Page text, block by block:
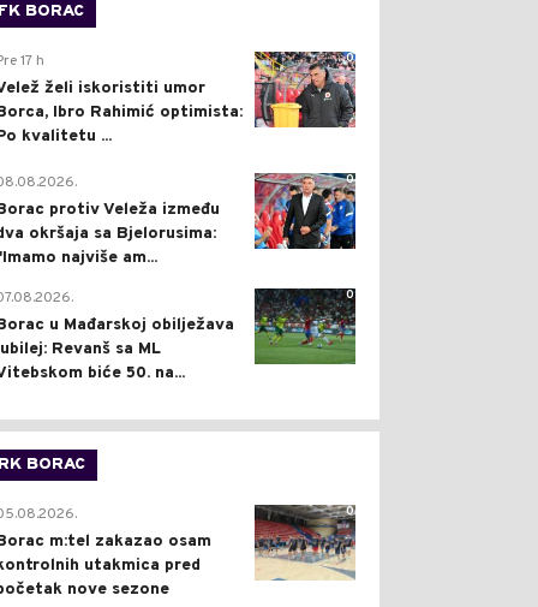
FK BORAC
0
17 h
želi iskoristiti umor
Ibro Rahimić optimista:
kvalitetu ...
0
protiv Veleža između
okršaja sa Bjelorusima:
najviše am...
0
u Mađarskoj obilježava
Revanš sa ML
biće 50. na...
RK BORAC
0
m:tel zakazao osam
utakmica pred
nove sezone